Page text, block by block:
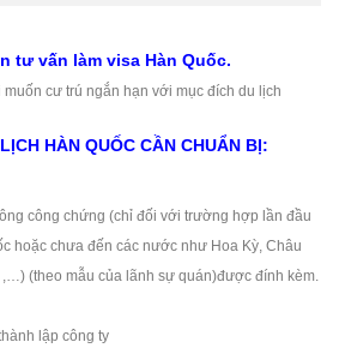
tư vấn làm visa Hàn Quốc.
cư trú ngắn hạn với mục đích du lịch
HÀN QUỐC CẦN CHUẨN BỊ:
công chứng (chỉ đối với trường hợp lần đầu
hoặc chưa đến các nước như Hoa Kỳ, Châu
(theo mẫu của lãnh sự quán)được đính kèm.
lập công ty